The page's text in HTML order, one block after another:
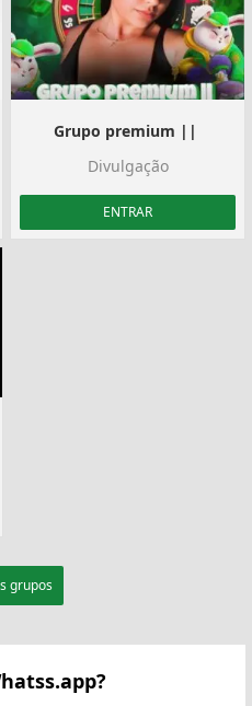
Grupo premium || ️
Divulgação
ENTRAR
grupos